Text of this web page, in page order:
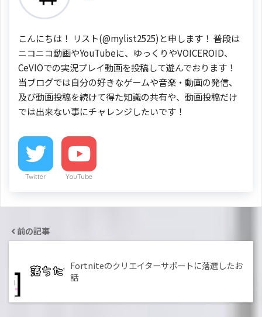
こんにちは！ リスト(@mylist2525)と申します！ 普段は
ニコニコ動画やYouTubeに、ゆっくりやVOICEROID、
CeVIOでの実況プレイ動画を投稿して遊んでおります！
当ブログでは自分の好きなゲームや音楽・動画の発信、
及び動画投稿を続けて得た知識の共有や、動画投稿だけ
では出来ない事にチャレンジしたいです！
Twitter YouTube
前の記事
Fortniteのクリエイターサポートに落選したお
話